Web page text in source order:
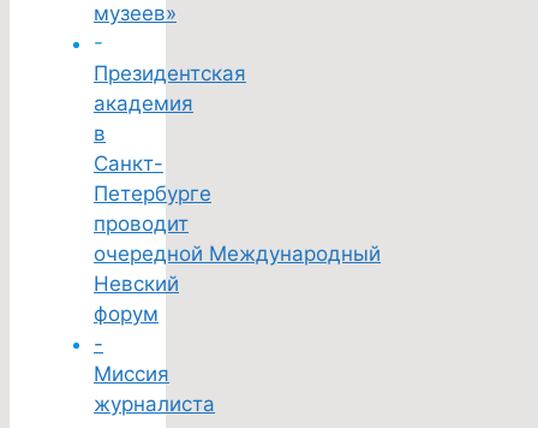
музеев»
-
Президентская
академия
в
Санкт-
Петербурге
проводит
очередной Международный
Невский
форум
-
Миссия
журналиста